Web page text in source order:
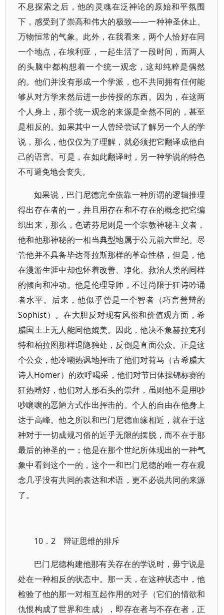
不息探索之后，他的灵魂在泛神论的原始和平氛围
下，感受到了崇高和伟大的极致——一种神圣休止、
万物恒常的气象。此外，在我看来，两个人恰好在同
一个地点，在埃利亚，一起生活了一段时间，而两人
的头脑中都构想着一个统一观念，这却纯粹是偶然
的。他们并没有形成一个学派，也不共同拥有任何能
够从对方学来然后进一步传授的东西。因为，在这两
个人身上，那个统一观念的来源是全然不同的，甚至
是相反的。如果其中一人曾经尝试了解另一个人的学
说，那么，他仅仅为了理解，就必须把它翻译成他自
己的语言。可是，在如此翻译时，另一种学说的特色
不可避免地会丧失。
如果说，巴门尼德完全依靠一种所谓的逻辑推理
得出存在者的一，并且用存在和不存在的概念把它编
织出来，那么，色诺芬尼则是一个宗教神秘主义者，
他和他那神秘的一相当典型地属于公元前六世纪。尽
管他并不具备毕达哥拉斯那样的革命性格，但是，他
在漫游生涯中却也怀着改善、净化、救治人类的同样
的倾向和冲动。他是伦理导师，不过尚限于狂诗吟诵
者水平。后来，他似乎曾是一个智者（巧言善辩的
Sophist）。在大胆反对现有风俗和价值观方面，希
腊国土上无人能同他媲美。因此，他决不象赫拉克利
特和柏拉图那样退隐独处，反倒是直面公众。正是这
个公众，他冷嘲热讽地抨击了他们对荷马（古希腊大
诗人Homer）的欢呼喝采，他们对节日体操锦标赛的
狂热嗜好，他们对人形石头的崇拜，虽则他不是用吵
吵嚷嚷的恶陋方式作出抨击的。个人的自由在他身上
达于高峰。他之所以和巴门尼德血缘相近，就在于这
种对于一切成规习俗的近乎无限的摆脱，而不在于那
最后的神圣的一；他是在那个世纪所体现出的一种气
象中看到这个一的，这个一和巴门尼德的唯一存在观
念几乎没有共同的表达和术语，更不必说共同的来源
了。
10．2 辩证思维的排斥
巴门尼德构建他那有关存在的学说时，毋宁说是
处在一种相反的状态中。那一天，在这种状态中，他
检验了他的那一对相互起作用的对子（它们的情欲和
仇恨构成了世界和生成），即存在者与不存在者，正